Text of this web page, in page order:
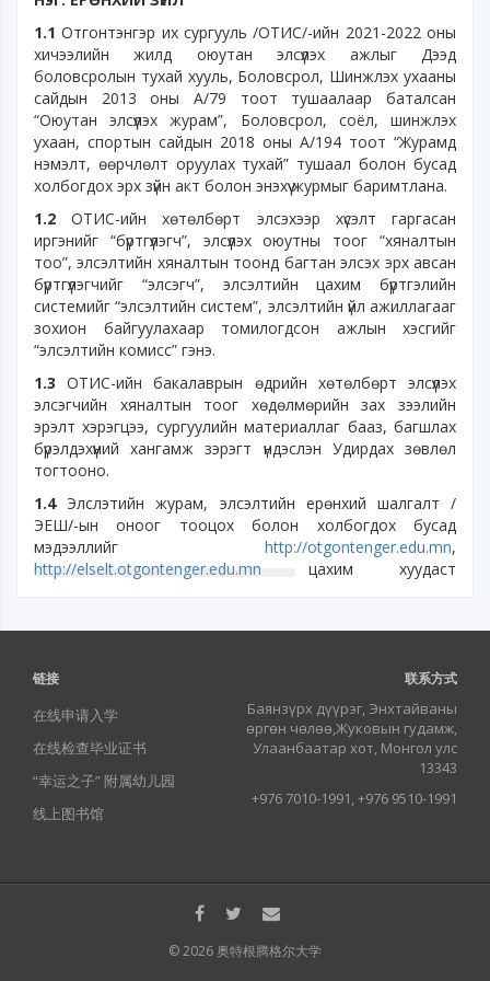
1.1 Отгонтэнгэр их сургууль /ОТИС/-ийн 2021-2022 оны
хичээлийн жилд оюутан элсүүлэх ажлыг Дээд
боловсролын тухай хууль, Боловсрол, Шинжлэх ухааны
сайдын 2013 оны А/79 тоот тушаалаар баталсан
“Оюутан элсүүлэх журам”, Боловсрол, соёл, шинжлэх
ухаан, спортын сайдын 2018 оны А/194 тоот “Журамд
нэмэлт, өөрчлөлт оруулах тухай” тушаал болон бусад
холбогдох эрх зүйн акт болон энэхүү журмыг баримтлана.
1.2 ОТИС-ийн хөтөлбөрт элсэхээр хүсэлт гаргасан
иргэнийг “бүртгүүлэгч”, элсүүлэх оюутны тоог “хяналтын
тоо”, элсэлтийн хяналтын тоонд багтан элсэх эрх авсан
бүртгүүлэгчийг “элсэгч”, элсэлтийн цахим бүртгэлийн
системийг “элсэлтийн систем”, элсэлтийн үйл ажиллагааг
зохион байгуулахаар томилогдсон ажлын хэсгийг
“элсэлтийн комисс” гэнэ.
1.3 ОТИС-ийн бакалаврын өдрийн хөтөлбөрт элсүүлэх
элсэгчийн хяналтын тоог хөдөлмөрийн зах зээлийн
эрэлт хэрэгцээ, сургуулийн материаллаг бааз, багшлах
бүрэлдэхүүний хангамж зэрэгт үндэслэн Удирдах зөвлөл
тогтооно.
1.4Элслэтийн журам, элсэлтийн ерөнхий шалгалт /
ЭЕШ/-ын оноог тооцох болон холбогдох бусад
мэдээллийг http://otgontenger.edu.mn,
http://elselt.otgontenger.edu.mn цахим хуудаст
2.1Бакалаврын өдрийн хөтөлбөрт элсэхийг хүсэгчид
2021 оны 5-р сарын 01-ээс 2021 оны 7-р сарын 8-ны
хооронд ОТИС-ийн элсэлтийн систем
http://elselt.otgontenger.edu.mnхаягаар болон 2021 оны
6-р сарын 20-оос 7-р сарын 8-ны хооронд сургуулийн
http://elselt.otgontenger.edu.mn/graduate/
链接
在线申请入学
在线检查毕业证书
“幸运之子” 附属幼儿园
线上图书馆
联系方式
Баянзүрх дүүрэг, Энхтайваны
өргөн чөлөө,Жуковын гудамж,
Улаанбаатар хот, Монгол улс
13343
+976 7010-1991, +976 9510-1991
© 2026 奥特根腾格尔大学